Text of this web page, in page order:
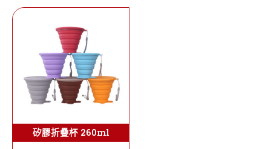
矽膠折疊杯 260ml